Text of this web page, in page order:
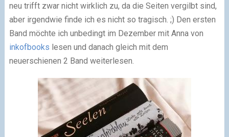
neu trifft zwar nicht wirklich zu, da die Seiten vergilbt sind,
aber irgendwie finde ich es nicht so tragisch. ;) Den ersten
Band möchte ich unbedingt im Dezember mit Anna von
inkofbooks lesen und danach gleich mit dem
neuerschienen 2 Band weiterlesen.